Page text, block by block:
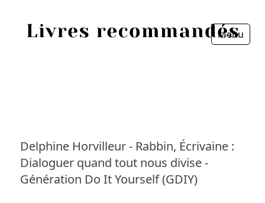
Menu
Delphine Horvilleur - Rabbin, Écrivaine :
Dialoguer quand tout nous divise -
Génération Do It Yourself (GDIY)
Personnes
Fermer